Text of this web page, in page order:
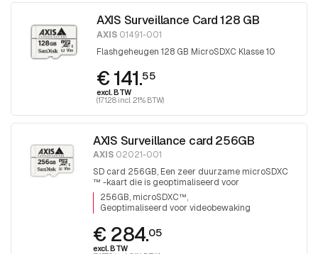
AXIS Surveillance Card 128 GB
AXIS01491-001
Flashgeheugen 128 GB MicroSDXC Klasse 10
€ 141.55
excl. BTW
(171.28 incl. 21% BTW)
AXIS Surveillance card 256GB
AXIS 02021-001
SD card 256GB, Een zeer duurzame microSDXC
™ -kaart die is geoptimaliseerd voor
videobewaking.
256GB, microSDXC™
Geoptimaliseerd voor videobewaking
€ 284.05
excl. BTW